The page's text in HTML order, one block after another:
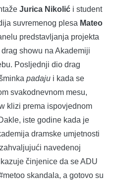
Jurica Nikolić i student
suvremenog plesa Mateo
predstavljanja projekta
showu na Akademiji
Posljednji dio drag
padaju i kada se
svakodnevnom mesu,
klizi prema ispovjednom
iste godine kada je
dramske umjetnosti
navedenoj
činjenice da se ADU
skandala, a gotovo su